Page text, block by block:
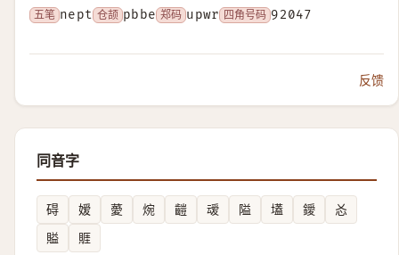
五笔 nept 仓颉 pbbe 郑码 upwr 四角号码 92047
反馈
同音字
碍 嫒 薆 焥 䶣 叆 隘 壒 鑀
㣻
賹
䝽